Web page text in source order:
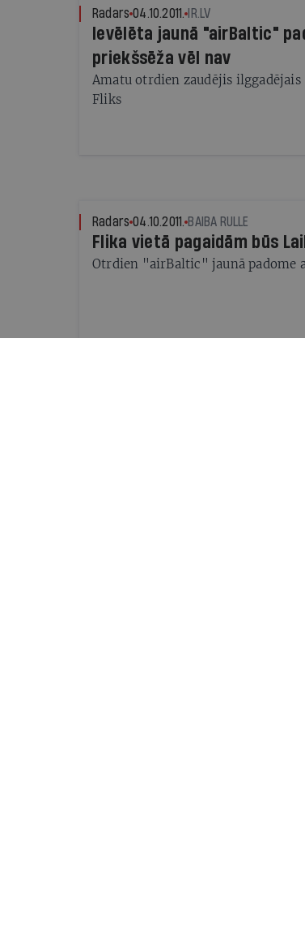
Radars 04.10.2011. IR.LV
Ievēlēta jaunā "airBaltic"
priekšsēža vēl nav
Amatu otrdien zaudējis
Fliks
Radars 04.10.2011. BAIBA RULLE
Flika vietā pagaidām būs
Otrdien "airBaltic" jaunā padome